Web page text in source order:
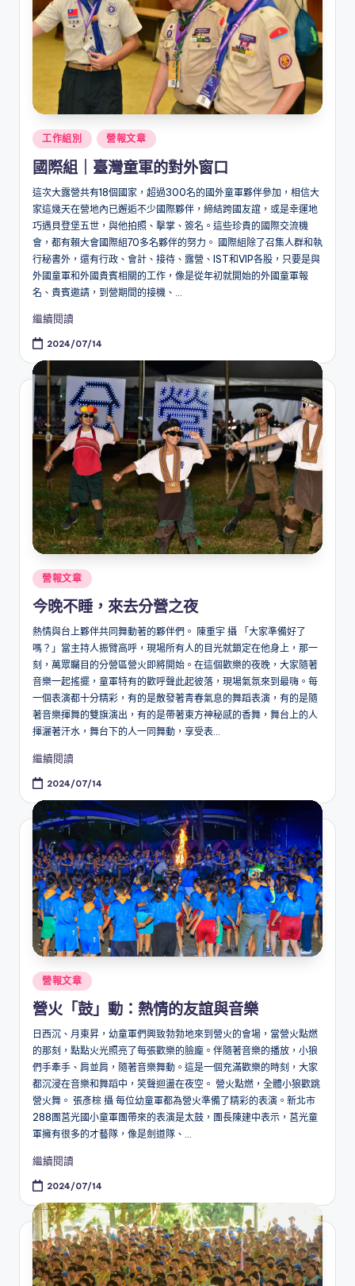
Posted
工作組別 營報文章
國際組｜臺灣童軍的對外窗口
這次大露營共有18個國家，超過300名的國外童軍夥伴參加，相信大
家這幾天在營地內已邂逅不少國際夥伴，締結跨國友誼，或是幸運地
巧遇貝登堡五世，與他拍照、擊掌、簽名。這些珍貴的國際交流機
會，都有賴大會國際組70多名夥伴的努力。 國際組除了召集人群和執
行秘書外，還有行政、會計、接待、露營、IST和VIP各股，只要是與
外國童軍和外國貴賓相關的工作，像是從年初就開始的外國童軍報
名、貴賓邀請，到營期間的接機、...
繼續閱讀
2024/07/14
Posted
in
營報文章
今晚不睡，來去分營之夜
熱情與台上夥伴共同舞動著的夥伴們。 陳重宇 攝 「大家準備好了
嗎？」當主持人振臂高呼，現場所有人的目光就鎖定在他身上，那一
刻，萬眾矚目的分營區營火即將開始。在這個歡樂的夜晚，大家隨著
音樂一起搖擺，童軍特有的歡呼聲此起彼落，現場氣氛來到最嗨。每
一個表演都十分精彩，有的是散發著青春氣息的舞蹈表演，有的是隨
著音樂揮舞的雙旗演出，有的是帶著東方神秘感的香舞，舞台上的人
揮灑著汗水，舞台下的人一同舞動，享受表...
繼續閱讀
2024/07/14
Posted
營報文章
營火「鼓」動：熱情的友誼與音樂
日西沉、月東昇，幼童軍們興致勃勃地來到營火的會場，當營火點燃
的那刻，點點火光照亮了每張歡樂的臉龐。伴隨著音樂的播放，小狼
們手牽手、肩並肩，隨著音樂舞動。這是一個充滿歡樂的時刻，大家
都沉浸在音樂和舞蹈中，笑聲迴盪在夜空。 營火點燃，全體小狼歡跳
營火舞。 張彥棕 攝 每位幼童軍都為營火準備了精彩的表演。新北市
288團莒光國小童軍團帶來的表演是太鼓，團長陳建中表示，莒光童
軍擁有很多的才藝隊，像是劍道隊、...
繼續閱讀
2024/07/14